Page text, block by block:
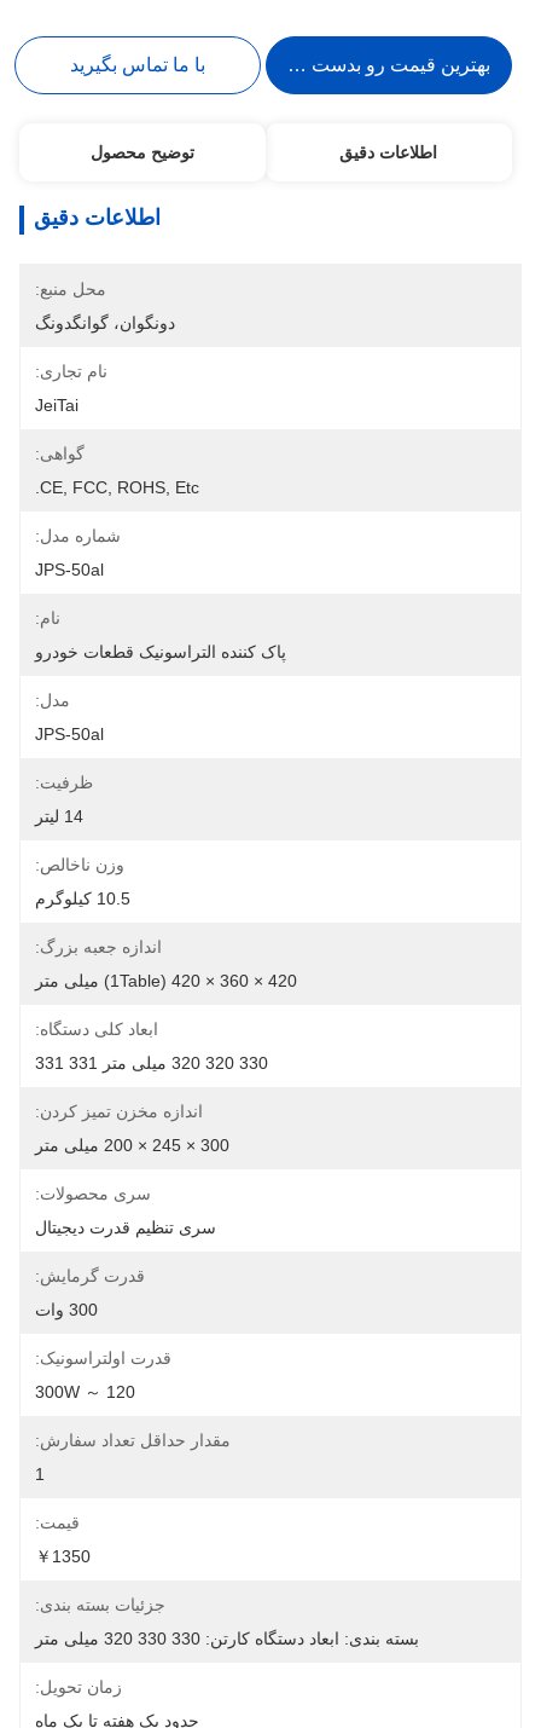
بهترین قیمت رو بدست بیار با ما تماس بگیرید
اطلاعات دقیق توضیح محصول
اطلاعات دقیق
محل منبع:
دونگوان، گوانگدونگ
نام تجاری:
JeiTai
گواهی:
CE, FCC, ROHS, Etc.
شماره مدل:
JPS-50al
نام:
پاک کننده التراسونیک قطعات خودرو
مدل:
JPS-50al
ظرفیت:
14 لیتر
وزن ناخالص:
10.5 کیلوگرم
اندازه جعبه بزرگ:
420 × 360 × 420 (1Table) میلی متر
ابعاد کلی دستگاه:
330 320 320 میلی متر 331 331
اندازه مخزن تمیز کردن:
300 × 245 × 200 میلی متر
سری محصولات:
سری تنظیم قدرت دیجیتال
قدرت گرمایش:
300 وات
قدرت اولتراسونیک:
120 ～ 300W
مقدار حداقل تعداد سفارش:
1
قیمت:
￥1350
جزئیات بسته بندی:
بسته بندی: ابعاد دستگاه کارتن: 330 330 320 میلی متر
زمان تحویل:
حدود یک هفته تا یک ماه